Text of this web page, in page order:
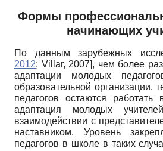
Формы
начинающих
По данным зарубежных
2012; Villar, 2007], чем более
адаптации молодых
образовательной организации,
педагогов остаются
адаптация молодых
взаимодействии с
наставником. Уровень
педагогов в школе в таких